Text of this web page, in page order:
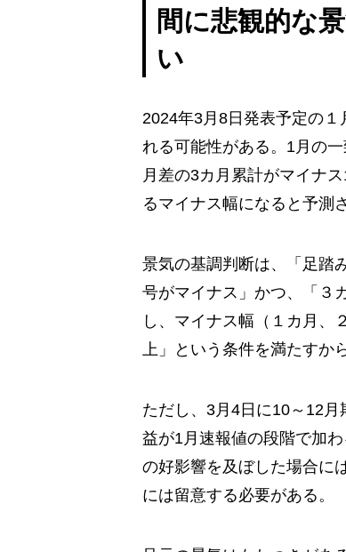
間に悲観的な
い
2024年3月8日発表予定の
れる可能性がある。1月の
月差の3カ月累計がマイナ
るマイナス幅になると予測
景気の基調判断は、「足踏
号がマイナス」かつ、「３
し、マイナス幅（１カ月、
上」という条件を満たすから
ただし、3月4日に10～12
益が1月速報値の段階で加
の好影響を及ぼした場合に
には留意する必要がある。